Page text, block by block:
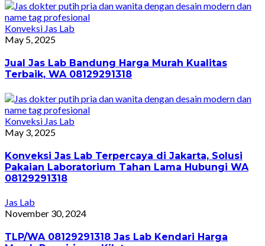
Konveksi Jas Lab
May 5, 2025
Jual Jas Lab Bandung Harga Murah Kualitas
Terbaik, WA 08129291318
Konveksi Jas Lab
May 3, 2025
Konveksi Jas Lab Terpercaya di Jakarta, Solusi
Pakaian Laboratorium Tahan Lama Hubungi WA
08129291318
Jas Lab
November 30, 2024
TLP/WA 08129291318 Jas Lab Kendari Harga